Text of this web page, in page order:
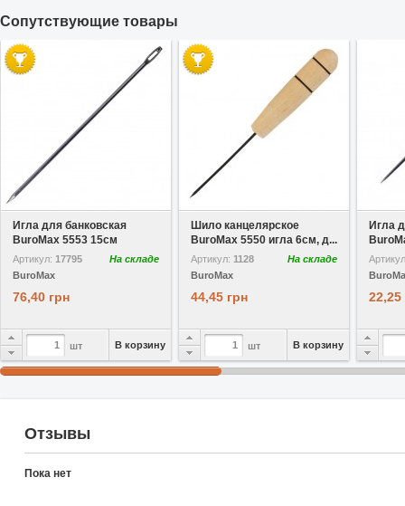
Cопутствующие товары
Игла для банковская
BuroMax 5553 15см
Артикул: 17795
На складе
BuroMax
76,40 грн
шт В корзину
Шило канцелярское
BuroMax 5550 игла 6см, д...
Артикул: 1128
На складе
BuroMax
44,45 грн
шт В корзину
Игла
22,25
Отзывы
Пока нет